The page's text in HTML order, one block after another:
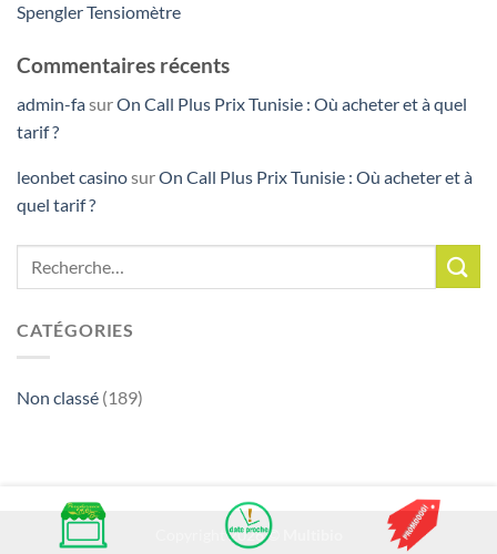
Spengler Tensiomètre
Commentaires récents
admin-fasurOn Call Plus Prix Tunisie : Où acheter et à quel
tarif ?
leonbet casinosurOn Call Plus Prix Tunisie : Où acheter et à
quel tarif ?
CATÉGORIES
Non classé (189)
Copyright 2026 ©